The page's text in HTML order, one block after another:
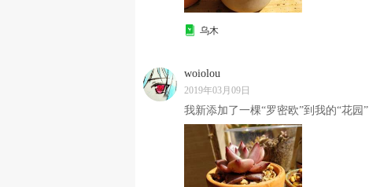
乌木
woiolou
2019年03月09日
我新添加了一棵“罗密欧”到我的“花园”